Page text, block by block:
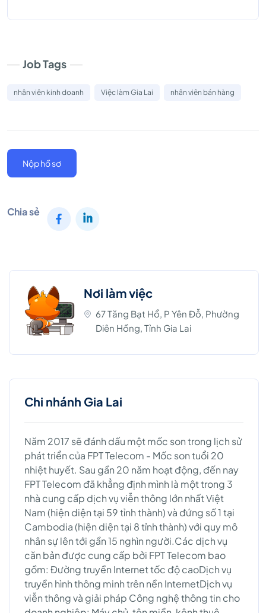
Job Tags
nhân viên kinh doanh Việc làm Gia Lai nhân viên bán hàng
Nộp hồ sơ
Chia sẻ
Nơi làm việc
67 Tăng Bạt Hổ, P Yên Đỗ, Phường
Diên Hồng, Tỉnh Gia Lai
Chi nhánh Gia Lai
Năm 2017 sẽ đánh dấu một mốc son trong lịch sử
phát triển của FPT Telecom - Mốc son tuổi 20
nhiệt huyết. Sau gần 20 năm hoạt động, đến nay
FPT Telecom đã khẳng định mình là một trong 3
nhà cung cấp dịch vụ viễn thông lớn nhất Việt
Nam (hiện diện tại 59 tỉnh thành) và đứng số 1 tại
Cambodia (hiện diện tại 8 tỉnh thành) với quy mô
nhân sự lên tới gần 15 nghìn người.Các dịch vụ
căn bản được cung cấp bởi FPT Telecom bao
gồm: Đường truyền Internet tốc độ caoDịch vụ
truyền hình thông minh trên nền InternetDịch vụ
viễn thông và giải pháp Công nghệ thông tin cho